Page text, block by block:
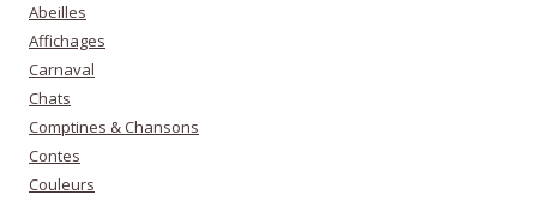
Abeilles
Affichages
Carnaval
Chats
Comptines & Chansons
Contes
Couleurs